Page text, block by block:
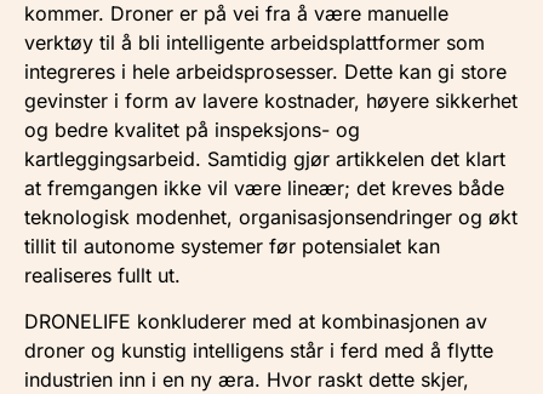
kommer. Droner er på vei fra å være manuelle
verktøy til å bli intelligente arbeidsplattformer som
integreres i hele arbeidsprosesser. Dette kan gi store
gevinster i form av lavere kostnader, høyere sikkerhet
og bedre kvalitet på inspeksjons- og
kartleggingsarbeid. Samtidig gjør artikkelen det klart
at fremgangen ikke vil være lineær; det kreves både
teknologisk modenhet, organisasjonsendringer og økt
tillit til autonome systemer før potensialet kan
realiseres fullt ut.
DRONELIFE konkluderer med at kombinasjonen av
droner og kunstig intelligens står i ferd med å flytte
industrien inn i en ny æra. Hvor raskt dette skjer,